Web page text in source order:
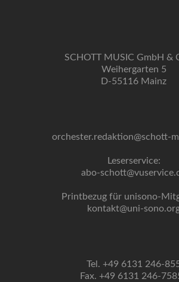
SCHOTT MUSIC GmbH &
Weihergarten 5
D-55116 Mainz
orchester.redaktion@schott-
Leserservice:
abo-
Printbezug für unisono-
kontakt@uni-
Tel. +49 6131 246-
Fax. +49 6131 246-